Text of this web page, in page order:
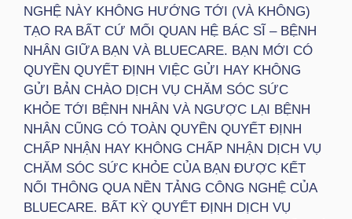
NGHỆ NÀY KHÔNG HƯỚNG TỚI (VÀ KHÔNG)
TẠO RA BẤT CỨ MỐI QUAN HỆ BÁC SĨ – BỆNH
NHÂN GIỮA BẠN VÀ BLUECARE. BẠN MỚI CÓ
QUYỀN QUYẾT ĐỊNH VIỆC GỬI HAY KHÔNG
GỬI BẢN CHÀO DỊCH VỤ CHĂM SÓC SỨC
KHỎE TỚI BỆNH NHÂN VÀ NGƯỢC LẠI BỆNH
NHÂN CŨNG CÓ TOÀN QUYỀN QUYẾT ĐỊNH
CHẤP NHẬN HAY KHÔNG CHẤP NHẬN DỊCH VỤ
CHĂM SÓC SỨC KHỎE CỦA BẠN ĐƯỢC KẾT
NỐI THÔNG QUA NỀN TẢNG CÔNG NGHỆ CỦA
BLUECARE. BẤT KỲ QUYẾT ĐỊNH DỊCH VỤ